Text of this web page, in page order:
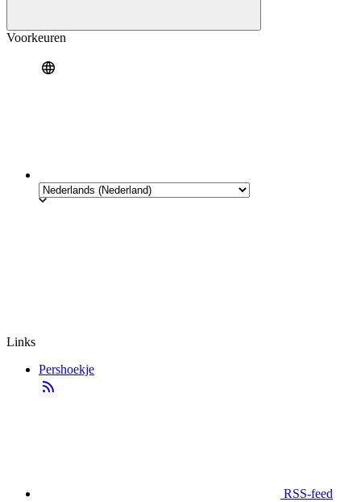
Voorkeuren
Links
Pershoekje
RSS-feed